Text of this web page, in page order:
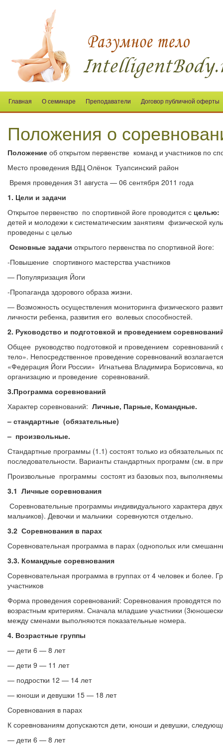
Главная О семинаре Преподаватели Договор публичной оферты
Положения о
Положение об открытом первенстве команд и участников по
Место проведения ВДЦ Олёнок Туапсинский район
Время проведения 31 августа — 06 сентября 2011 года
1. Цели и задачи
Открытое первенство по спортивной йоге проводится с целью:
детей и молодежи к систематическим занятиям физической
проведены с целью
Основные задачи открытого первенства по спортивной йоге:
-Повышение спортивного мастерства участников
— Популяризация Йоги
-Пропаганда здорового образа жизни.
— Возможность осуществления мониторинга физического
личности ребенка, развития его волевых способностей.
2. Руководство и подготовкой и проведением
Общее руководство подготовкой и проведением соревнований
тело». Непосредственное проведение соревнований
«Федерация Йоги России» Игнатьева Владимира Борисовича,
организацию и проведение соревнований.
3.Программа соревнований
Характер соревнований: Личные, Парные, Командные.
– стандартные (обязательные)
– произвольные.
Стандартные программы (1.1) состоят только из обязательных
последовательности. Варианты стандартных программ (см. в
Произвольные программы состоят из базовых поз,
3.1 Личные соревнования
Соревновательные программы индивидуального характера
мальчиков). Девочки и мальчики соревнуются отдельно.
3.2 Соревнования в парах
Соревновательная программа в парах (однополых или
3.3. Командные соревнования
Соревновательная программа в группах от 4 человек и более.
участников
Форма проведения соревнований: Соревнования проводятся
возрастным критериям. Сначала младшие участники
между сменами выполняются показательные номера.
4. Возрастные группы
— дети 6 — 8 лет
— дети 9 — 11 лет
— подростки 12 — 14 лет
— юноши и девушки 15 — 18 лет
Соревнования в парах
К соревнованиям допускаются дети, юноши и девушки,
— дети 6 — 8 лет